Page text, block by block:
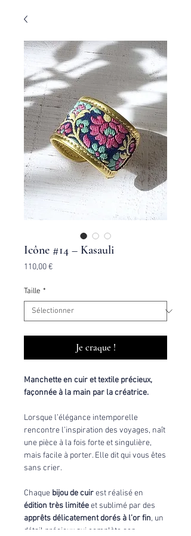
Icône #14 – Kasauli
110,00 €Prix
Taille *
Je craque !
Manchette en cuir et textile précieux,
façonnée à la main par la créatrice.
Lorsque l’élégance intemporelle
rencontre l’inspiration des voyages, naît
une pièce à la fois forte et singulière,
mais facile à porter. Elle dit qui vous êtes
sans crier.
Chaque bijou de cuirest réalisé en
édition très limitéeet sublimé par des
apprêts délicatement dorés à l’or fin, un
détail précieux qui complète son